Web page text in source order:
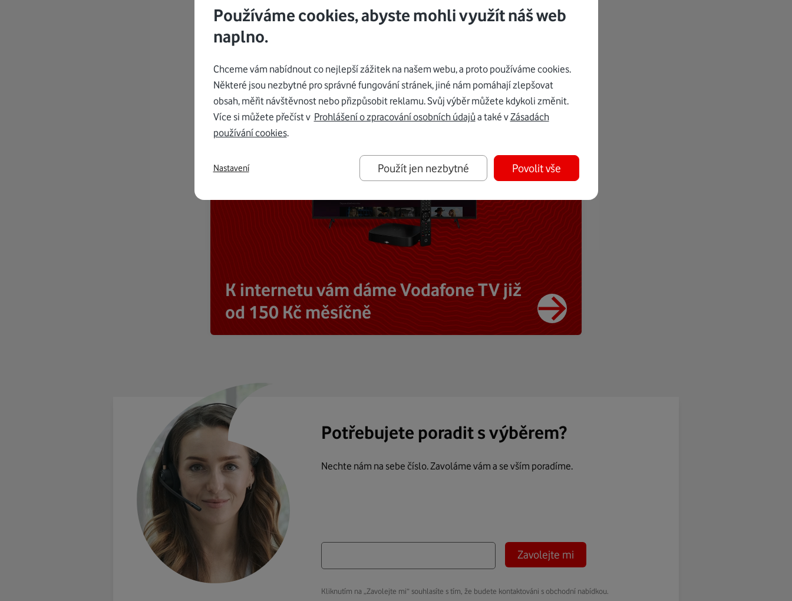
K internetu vám dáme Vodafone TV již
od 150 Kč měsíčně
Potřebujete poradit s výběrem?
Nechte nám na sebe číslo. Zavoláme vám a se vším poradíme.
Zavolejte mi
Kliknutím na „Zavolejte mi“ souhlasíte s tím, že budete kontaktováni s obchodní nabídkou.
Používáme cookies, abyste mohli využít náš web
naplno.
Chceme vám nabídnout co nejlepší zážitek na našem webu, a proto používáme cookies.
Některé jsou nezbytné pro správné fungování stránek, jiné nám pomáhají zlepšovat
obsah, měřit návštěvnost nebo přizpůsobit reklamu. Svůj výběr můžete kdykoli změnit.
Více si můžete přečíst v Prohlášení o zpracování osobních údajů a také vZásadách
používání cookies.
Použít jen nezbytné Povolit vše
Nastavení